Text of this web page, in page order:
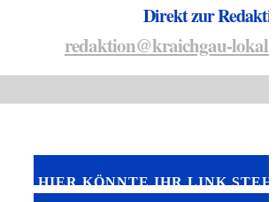
Direkt zur
redaktion@kraichgau-
HIER KÖNNTE IHR LINK